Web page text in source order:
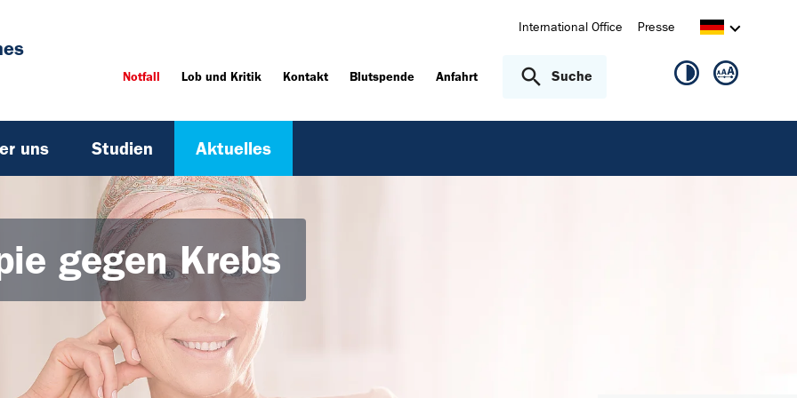
International Office Presse
Notfall Lob und Kritik Kontakt Blutspende Anfahrt Suche
uns Studien Aktuelles
gegen Krebs